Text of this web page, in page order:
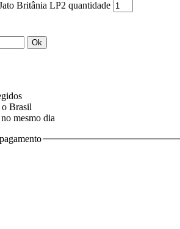
Britânia LP2 quantidade
Ok
o Brasil
mesmo dia